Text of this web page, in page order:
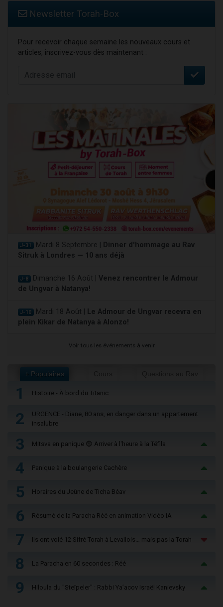
Newsletter Torah-Box
Pour recevoir chaque semaine les nouveaux cours et
articles, inscrivez-vous dès maintenant :
J-31 Mardi 8 Septembre |
Dinner d'hommage au Rav
Sitruk à Londres — 10 ans déjà
J-8 Dimanche 16 Août | Venez rencontrer le Admour
de Ungvar à Natanya!
J-10 Mardi 18 Août |
Le Admour de Ungvar recevra en
plein Kikar de Natanya à Alonzo!
Voir tous les événements à venir
+ Populaires
1 Histoire - À bord du Titanic
2
URGENCE - Diane, 80 ans, en danger dans un appartement
insalubre
3 Mitsva en panique 😨 Arriver à l'heure à la Téfila
4 Panique à la boulangerie Cachère
5 Horaires du Jeûne de Ticha Béav
6 Résumé de la Paracha Réé en animation Vidéo IA
7 Ils ont volé 12 Sifré Torah à Levallois… mais pas la Torah
8 La Paracha en 60 secondes : Réé
9 Hiloula du "Steïpeler" : Rabbi Ya’acov Israël Kanievsky